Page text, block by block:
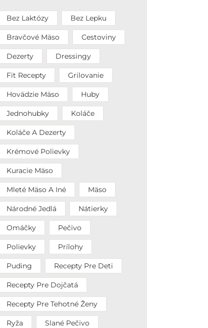
Bez Laktózy Bez Lepku
Bravčové Mäso Cestoviny
Dezerty Dressingy
Fit Recepty Grilovanie
Hovädzie Mäso Huby
Jednohubky Koláče
Koláče A Dezerty
Krémové Polievky
Kuracie Mäso
Mleté Mäso A Iné Mäso
Národné Jedlá Nátierky
Omáčky Pečivo
Polievky Prílohy
Puding Recepty Pre Deti
Recepty Pre Dojčatá
Recepty Pre Tehotné Ženy
Ryža Slané Pečivo